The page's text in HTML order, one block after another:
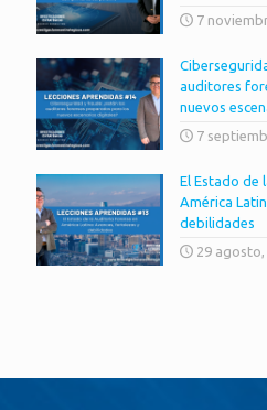
7
auditores
nuevos
7
El Estado de
América
debilidades
29 agosto,